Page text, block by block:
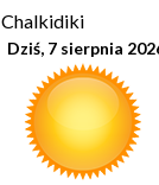
Chalkidiki
Dziś, 7 sierpnia